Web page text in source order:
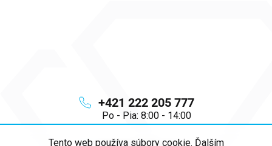
Tento web používa súbory cookie. Ďalším
+421 222 205 777
Po - Pia: 8:00 - 14:00